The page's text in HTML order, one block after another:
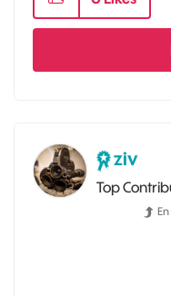
ziv
Top